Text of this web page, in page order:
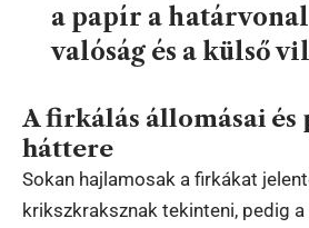
a papír a határvonal
valóság és a külső
A firkálás állomásai és
háttere
Sokan hajlamosak a firkákat
krikszkraksznak tekinteni, pedig